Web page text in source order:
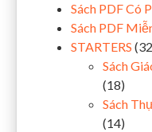
Sách PDF Có
Sách PDF
STARTERS
Sách
(18)
Sách
(14)